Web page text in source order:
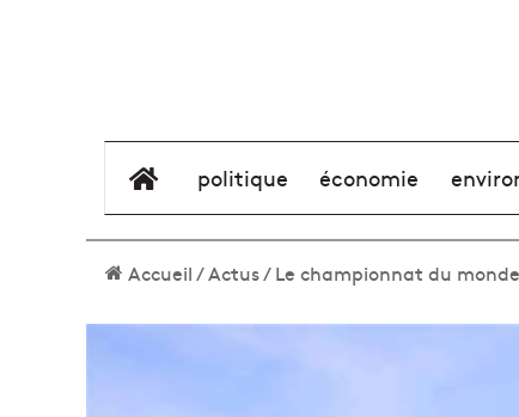
élément de menu
politique économie
Accueil/Actus/Le championnat du